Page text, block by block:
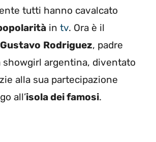
tutti hanno cavalcato
in tv. Ora è il
Gustavo Rodriguez, padre
showgirl argentina, diventato
alla sua partecipazione
all’isola dei famosi.